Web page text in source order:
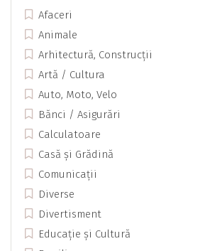
Afaceri
Animale
Arhitectură, Construcții
Artă / Cultura
Auto, Moto, Velo
Bănci / Asigurări
Calculatoare
Casă și Grădină
Comunicații
Diverse
Divertisment
Educație și Cultură